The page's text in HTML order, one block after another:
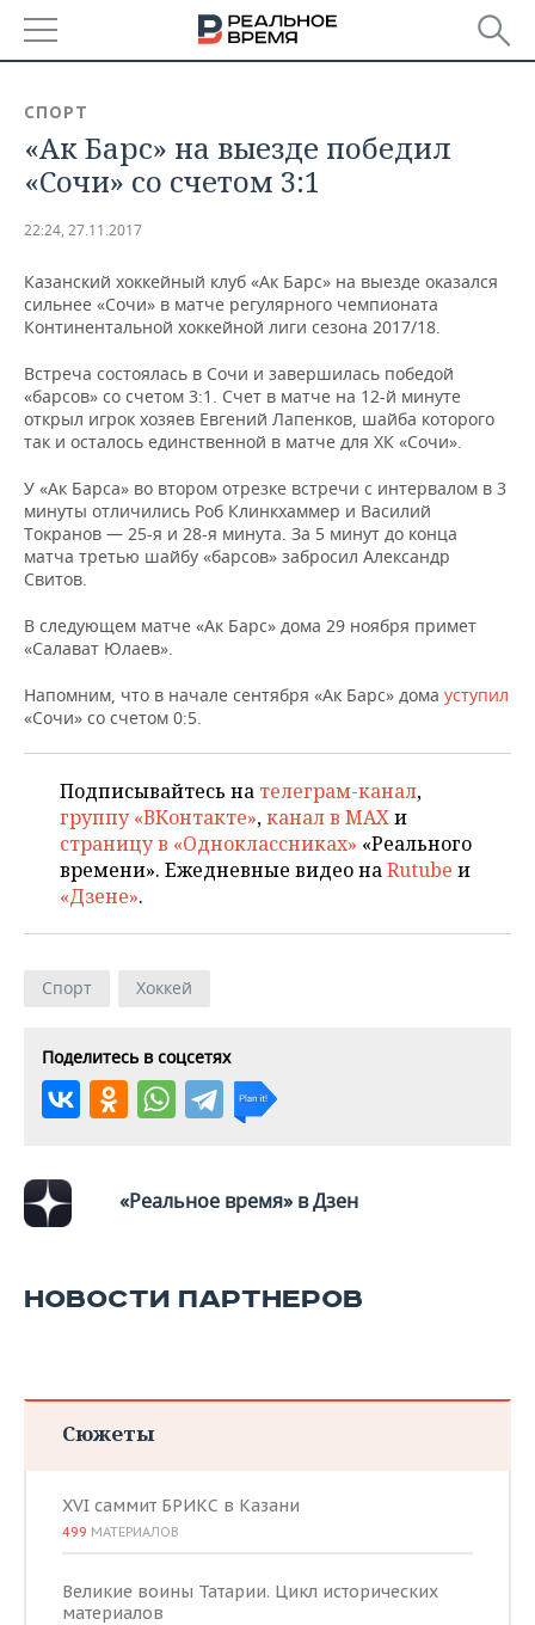
БАШКОРТОСТАН
ТАТАРСТАН
НОВОСТИ
АНАЛИТИКА
ДЕКЛАРАЦИИ О ДОХОДАХ
ВУЗЫ ТАТАРСТАНА
ТОРГОВЫЕ ЦЕНТРЫ
ТАТАРСТАНА
НОВОСТИ ЭКОНОМИКИ
БАНКИ
ИНВЕСТИЦИИ
ПРОМЫШЛЕННОСТЬ
ПРОМЫШЛЕННОСТИ
АГРОПРОМ
МАШИНОСТРОЕНИЕ
НЕФТЕХИМИЯ
ОПК
ЭНЕРГЕТИКА
НОВОСТИ НЕДВИЖИМОСТИ
АВТО
НОВОСТИ БИЗНЕСА
РОЗНИЧНАЯ ТОРГОВЛЯ
ТРАНСПОРТ
УСЛУГИ
ТЕХНОЛОГИИ
НОВОСТИ ТЕХНОЛОГИЙ
IT
МЕДИА
МЕРОПРИЯТИЯ
НОВОСТИ МЕРОПРИЯТИЙ
ВЫЕЗДНАЯ РЕДАКЦИЯ
ONLINE-КОНФЕРЕНЦИИ
ОТКРЫТАЯ ЛЕКЦИЯ
СПОРТ
НОВОСТИ СПОРТА
ХОККЕЙ
БАСКЕТБОЛ
ВОЛЕЙБОЛ
ВОДНЫЕ ВИДЫ СПОРТА
ОБЩЕСТВО
ВЛАСТЬ
ИНФРАСТРУКТУРА
ИСТОРИЯ
ОБРАЗОВАНИЕ
СЮЖЕТЫ
СПРАВОЧНИК
СПИСОК ПЕРСОН
ПОЛНАЯ ВЕРСИЯ
СПОРТ
«Ак Барс» на выезде победил
«Сочи» со счетом 3:1
22:24, 27.11.2017
Казанский хоккейный клуб «Ак Барс» на выезде оказался
сильнее «Сочи» в матче регулярного чемпионата
Континентальной хоккейной лиги сезона 2017/18.
Встреча состоялась в Сочи и завершилась победой
«барсов» со счетом 3:1. Счет в матче на 12-й минуте
открыл игрок хозяев Евгений Лапенков, шайба которого
так и осталось единственной в матче для ХК «Сочи».
У «Ак Барса» во втором отрезке встречи с интервалом в 3
минуты отличились Роб Клинкхаммер и Василий
Токранов — 25-я и 28-я минута. За 5 минут до конца
матча третью шайбу «барсов» забросил Александр
Свитов.
В следующем матче «Ак Барс» дома 29 ноября примет
«Салават Юлаев».
Напомним, что в начале сентября «Ак Барс» дома уступил
«Сочи» со счетом 0:5.
Подписывайтесь на телеграм-канал,
группу «ВКонтакте»,канал в MAXи
страницу в «Одноклассниках» «Реального
времени». Ежедневные видео наRutube и
«Дзене».
Спорт Хоккей
Поделитесь в соцсетях
«Реальное время» в Дзен
НОВОСТИ ПАРТНЕРОВ
Сюжеты
XVI саммит БРИКС в Казани
499 МАТЕРИАЛОВ
Великие воины Татарии. Цикл исторических
материалов